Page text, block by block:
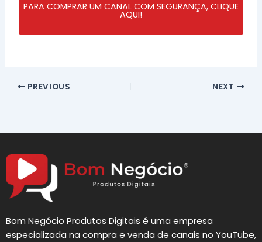
PARA COMPRAR UM CANAL COM SEGURANÇA, CLIQUE
AQUI!
PREVIOUS NEXT
Bom Negócio Produtos Digitais é uma empresa
especializada na compra e venda de canais no YouTube,